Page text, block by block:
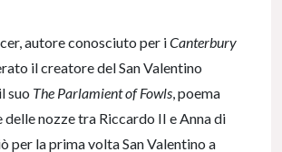
autore conosciuto per iCanterbury
il creatore del San Valentino
suo The Parlamient of Fowls , poema
nozze tra Riccardo II e Anna di
per la prima volta San Valentino a